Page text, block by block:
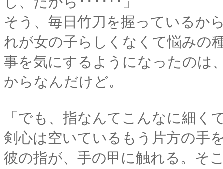
そう、毎日竹刀を握っているか
れが女の子らしくなくて悩みの
事を気にするようになったのは
からなんだけど。
「でも、指なんてこんなに細く
剣心は空いているもう片方の手
彼の指が、手の甲に触れる。そ